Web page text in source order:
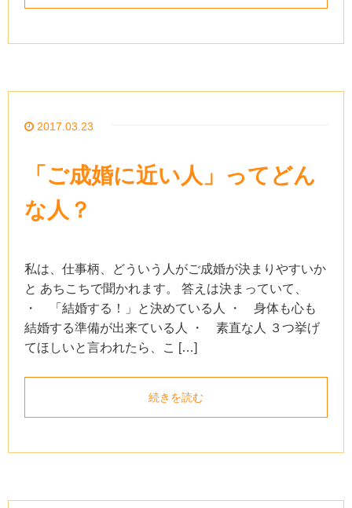
2017.03.23
「ご成婚に近い人」ってどん
な人？
私は、仕事柄、どういう人がご成婚が決まりやすいか
と あちこちで聞かれます。 答えは決まっていて、
・ 「結婚する！」と決めている人 ・ 身体も心も
結婚する準備が出来ている人 ・ 素直な人 ３つ挙げ
てほしいと言われたら、こ […]
続きを読む